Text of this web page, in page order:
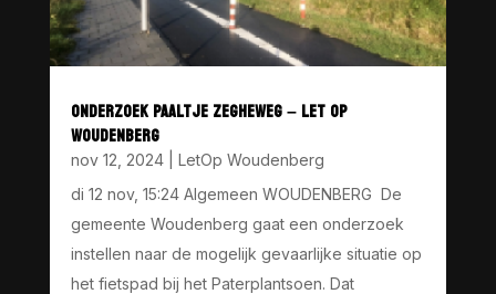
ONDERZOEK PAALTJE ZEGHEWEG – LET OP
WOUDENBERG
nov 12, 2024| LetOp Woudenberg
di 12 nov, 15:24 Algemeen WOUDENBERG De
gemeente Woudenberg gaat een onderzoek
instellen naar de mogelijk gevaarlijke situatie op
het fietspad bij het Paterplantsoen. Dat